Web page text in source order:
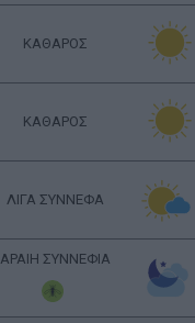
ΚΑΘΑΡΟΣ
ΚΑΘΑΡΟΣ
ΛΙΓΑ ΣΥΝΝΕΦΑ
ΑΡΑΙΗ ΣΥΝΝΕΦΙΑ